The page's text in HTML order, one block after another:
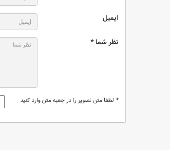
ایمیل
نظر شما *
* لطفا متن تصویر را در جعبه متن وارد کنید